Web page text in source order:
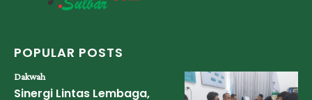
POPULAR POSTS
Dakwah
Sinergi Lintas Lembaga,